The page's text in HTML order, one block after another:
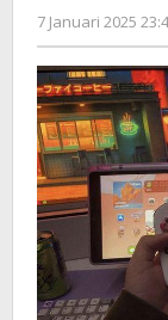
7 Januari 2025